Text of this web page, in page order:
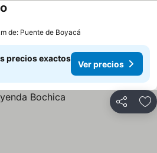
de: Puente de Boyacá
precios exactos
Ver precios
Compartir